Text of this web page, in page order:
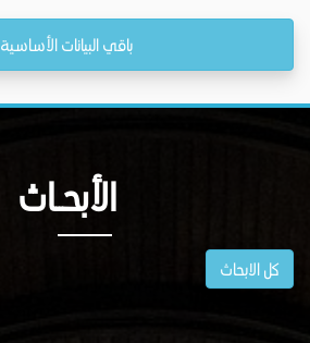
باقي البيانات الأساسية
الأبحــاث
كل الابحاث